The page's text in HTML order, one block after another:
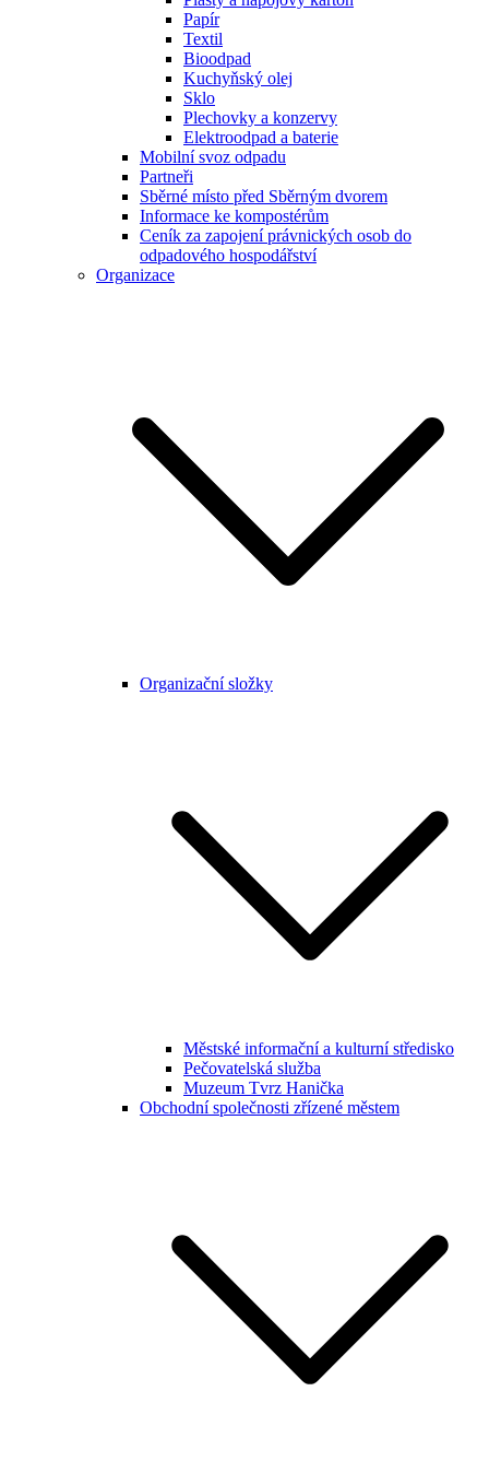
Papír
Textil
Bioodpad
Kuchyňský olej
Sklo
Plechovky a konzervy
Elektroodpad a baterie
Mobilní svoz odpadu
Partneři
Sběrné místo před Sběrným dvorem
Informace ke kompostérům
Ceník za zapojení právnických osob do
odpadového hospodářství
Organizace
Organizační složky
Městské informační a kulturní středisko
Pečovatelská služba
Muzeum Tvrz Hanička
Obchodní společnosti zřízené městem